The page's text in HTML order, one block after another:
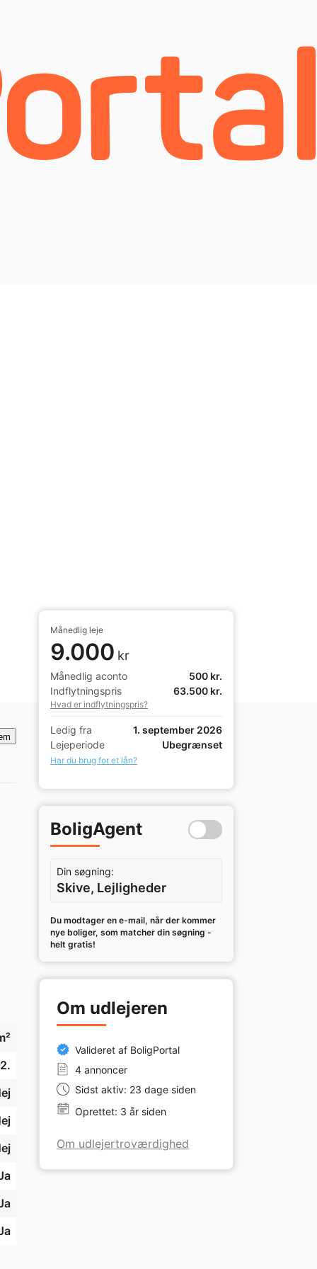
2.
Månedlig leje
9.000 kr
Månedlig aconto
500 kr.
Indflytningspris
63.500 kr.
Hvad er indflytningspris?
Ledig fra
1. september 2026
Lejeperiode
Ubegrænset
Har du brug for et lån?
BoligAgent
Din søgning:
Skive, Lejligheder
Du modtager en e-mail, når der kommer
nye boliger, som matcher din søgning -
helt gratis!
Om udlejeren
Valideret af BoligPortal
4 annoncer
Sidst aktiv: 23 dage siden
Oprettet: 3 år siden
Om udlejertroværdighed